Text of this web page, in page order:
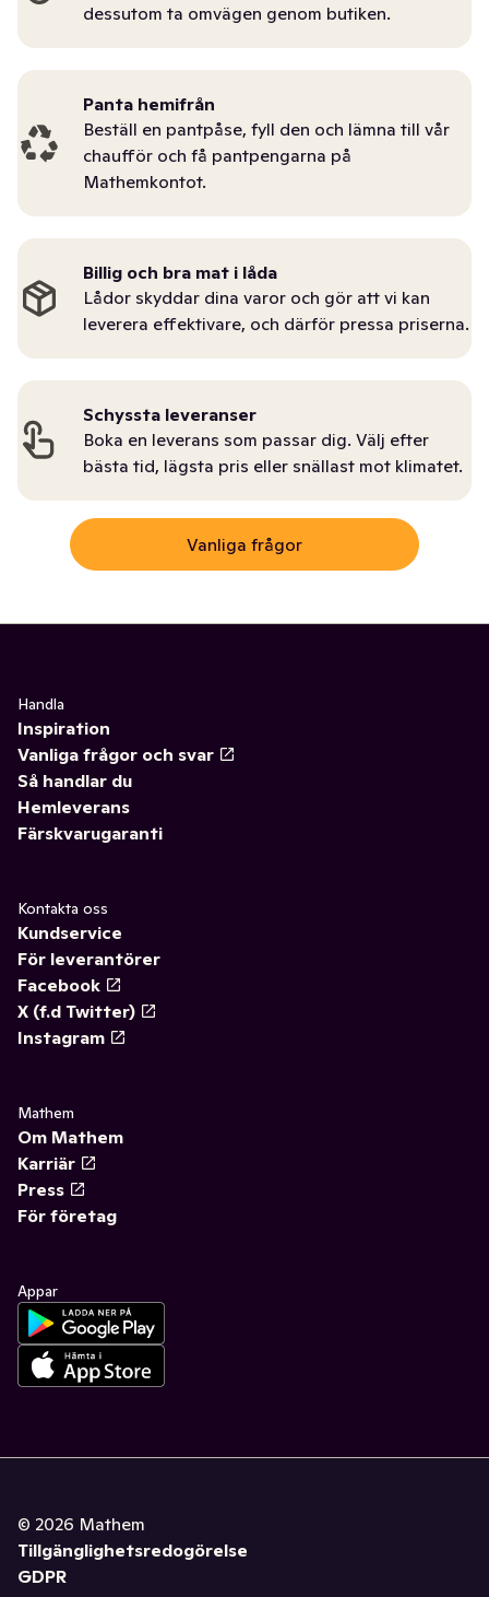
dessutom ta omvägen genom butiken.
Panta hemifrån
Beställ en pantpåse, fyll den och lämna till vår
chaufför och få pantpengarna på
Mathemkontot.
Billig och bra mat i låda
Lådor skyddar dina varor och gör att vi kan
leverera effektivare, och därför pressa priserna.
Schyssta leveranser
Boka en leverans som passar dig. Välj efter
bästa tid, lägsta pris eller snällast mot klimatet.
Vanliga frågor
Handla
Inspiration
Vanliga frågor och svar
Så handlar du
Hemleverans
Färskvarugaranti
Kontakta oss
Kundservice
För leverantörer
Facebook
X (f.d Twitter)
Instagram
Mathem
Om Mathem
Karriär
Press
För företag
Appar
© 2026 Mathem
Tillgänglighetsredogörelse
GDPR